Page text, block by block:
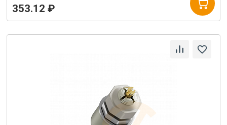
353.12 ₽